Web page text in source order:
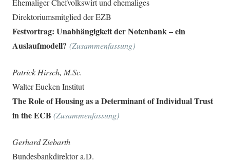
Ehemaliger Chefvolkswirt und ehemaliges
Direktoriumsmitglied der EZB
Festvortrag: Unabhängigkeit der Notenbank – ein
Auslaufmodell? (Zusammenfassung)
Patrick Hirsch, M.Sc.
Walter Eucken Institut
The Role of Housing as a Determinant of Individual Trust
in the ECB (Zusammenfassung)
Gerhard Ziebarth
Bundesbankdirektor a.D.